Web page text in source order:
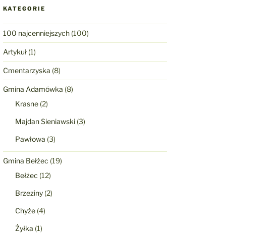
KATEGORIE
100 najcenniejszych(100)
Artykuł(1)
Cmentarzyska (8)
Gmina Adamówka (8)
Krasne(2)
Majdan Sieniawski(3)
Pawłowa (3)
Gmina Bełżec (19)
Bełżec (12)
Brzeziny(2)
Chyże(4)
Żyłka (1)